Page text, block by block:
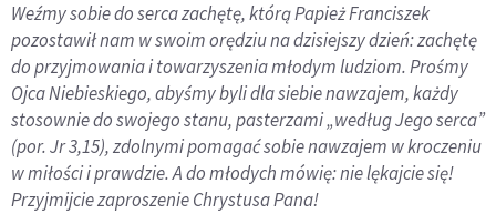
Weźmy sobie do serca zachętę, którą Papież Franciszek
pozostawił nam w swoim orędziu na dzisiejszy dzień: zachętę
do przyjmowania i towarzyszenia młodym ludziom. Prośmy
Ojca Niebieskiego, abyśmy byli dla siebie nawzajem, każdy
stosownie do swojego stanu, pasterzami „według Jego serca”
(por. Jr 3,15), zdolnymi pomagać sobie nawzajem w kroczeniu
w miłości i prawdzie. A do młodych mówię: nie lękajcie się!
Przyjmijcie zaproszenie Chrystusa Pana!